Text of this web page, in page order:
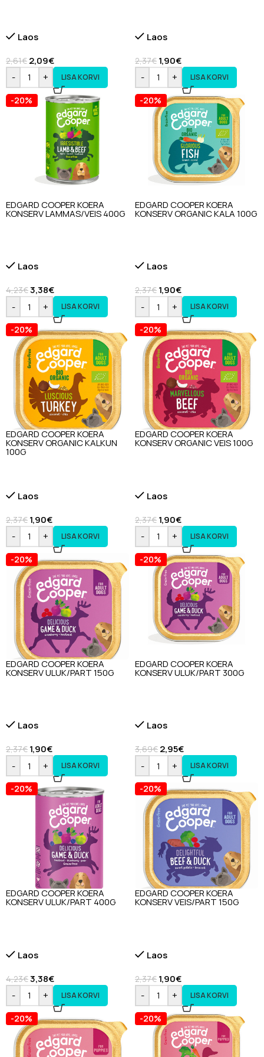
Laos
2,61€ 2,09€
-
+ LISA KORVI
Laos
2,37€ 1,90€
-
+ LISA KORVI
-20%
EDGARD COOPER KOERA
KONSERV LAMMAS/VEIS 400G
Laos
4,23€3,38€
-
+ LISA KORVI
-20%
EDGARD COOPER KOERA
KONSERV ORGANIC KALA 100G
Laos
2,37€ 1,90€
-
+ LISA KORVI
-20%
EDGARD COOPER KOERA
KONSERV ORGANIC KALKUN
100G
Laos
2,37€ 1,90€
-
+ LISA KORVI
-20%
EDGARD COOPER KOERA
KONSERV ORGANIC VEIS 100G
Laos
2,37€ 1,90€
-
+ LISA KORVI
-20%
EDGARD COOPER KOERA
KONSERV ULUK/PART 150G
Laos
2,37€ 1,90€
-
+ LISA KORVI
-20%
EDGARD COOPER KOERA
KONSERV ULUK/PART 300G
Laos
3,69€ 2,95€
-
+ LISA KORVI
-20%
EDGARD COOPER KOERA
KONSERV ULUK/PART 400G
Laos
4,23€3,38€
-
+ LISA KORVI
-20%
EDGARD COOPER KOERA
KONSERV VEIS/PART 150G
Laos
2,37€ 1,90€
-
+ LISA KORVI
-20% -20%